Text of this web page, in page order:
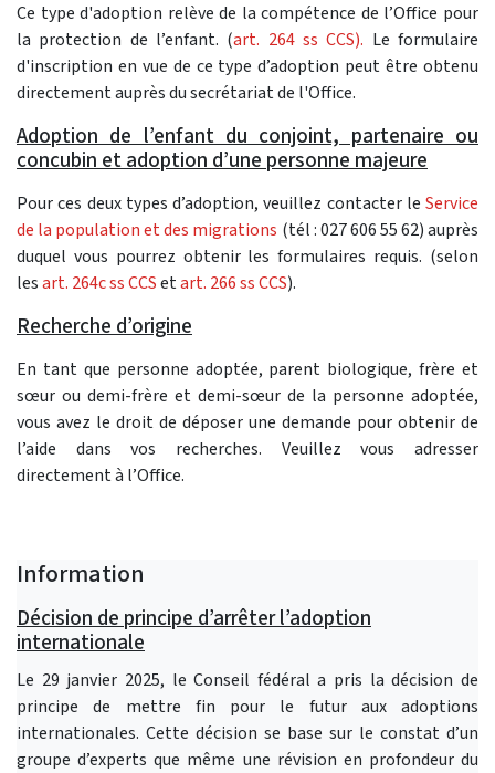
Ce type d'adoption relève de la compétence de l’Office pour
la protection de l’enfant. (art. 264 ss CCS). Le formulaire
d'inscription en vue de ce type d’adoption peut être obtenu
directement auprès du secrétariat de l'Office.
Adoption de l’enfant du conjoint, partenaire ou
concubin et adoption d’une personne majeure
Pour ces deux types d’adoption, veuillez contacter le Service
de la population et des migrations (tél : 027 606 55 62) auprès
duquel vous pourrez obtenir les formulaires requis. (selon
lesart. 264c ss CCSetart. 266 ss CCS).
Recherche d’origine
En tant que personne adoptée, parent biologique, frère et
sœur ou demi-frère et demi-sœur de la personne adoptée,
vous avez le droit de déposer une demande pour obtenir de
l’aide dans vos recherches. Veuillez vous adresser
directement à l’Office.
Information
Décision de principe d’arrêter l’adoption
internationale
Le 29 janvier 2025, le Conseil fédéral a pris la décision de
principe de mettre fin pour le futur aux adoptions
internationales. Cette décision se base sur le constat d’un
groupe d’experts que même une révision en profondeur du